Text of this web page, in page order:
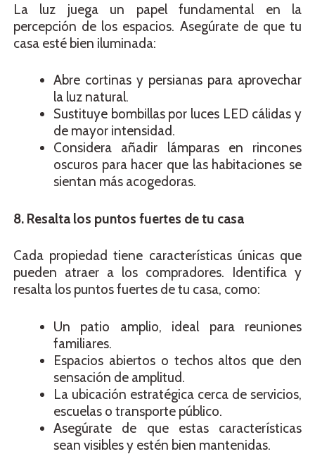
La luz juega un papel fundamental en la
percepción de los espacios. Asegúrate de que tu
casa esté bien iluminada:
Abre cortinas y persianas para aprovechar
la luz natural.
Sustituye bombillas por luces LED cálidas y
de mayor intensidad.
Considera añadir lámparas en rincones
oscuros para hacer que las habitaciones se
sientan más acogedoras.
8. Resalta los puntos fuertes de tu casa
Cada propiedad tiene características únicas que
pueden atraer a los compradores. Identifica y
resalta los puntos fuertes de tu casa, como:
Un patio amplio, ideal para reuniones
familiares.
Espacios abiertos o techos altos que den
sensación de amplitud.
La ubicación estratégica cerca de servicios,
escuelas o transporte público.
Asegúrate de que estas características
sean visibles y estén bien mantenidas.